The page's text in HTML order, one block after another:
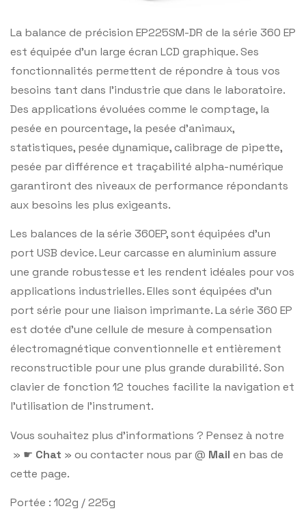
La balance de précision EP225SM-DR de la série 360 EP
est équipée d’un large écran LCD graphique. Ses
fonctionnalités permettent de répondre à tous vos
besoins tant dans l’industrie que dans le laboratoire.
Des applications évoluées comme le comptage, la
pesée en pourcentage, la pesée d’animaux,
statistiques, pesée dynamique, calibrage de pipette,
pesée par différence et traçabilité alpha-numérique
garantiront des niveaux de performance répondants
aux besoins les plus exigeants.
Les balances de la série 360EP, sont équipées d’un
port USB device. Leur carcasse en aluminium assure
une grande robustesse et les rendent idéales pour vos
applications industrielles. Elles sont équipées d’un
port série pour une liaison imprimante. La série 360 EP
est dotée d’une cellule de mesure à compensation
électromagnétique conventionnelle et entièrement
reconstructible pour une plus grande durabilité. Son
clavier de fonction 12 touches facilite la navigation et
l’utilisation de l’instrument.
Vous souhaitez plus d’informations ? Pensez à notre
» ☛ Chat » ou contacter nous par @ Mail en bas de
cette page.
Portée : 102g / 225g